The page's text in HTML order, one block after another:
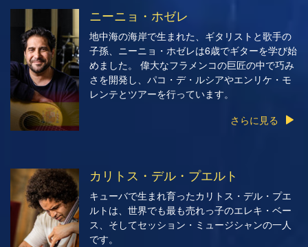
ニーニョ・ホゼレ
地中海の海岸で生まれた、ギタリストと歌手の
子孫、ニーニョ・ホゼレは6歳でギターを学び始
めました。 偉大なフラメンコの巨匠の中で巧み
さを開発し、パコ・デ・ルシアやエンリケ・モ
レンテとツアーを行っています。
さらに見る
カリトス・デル・プエルト
キューバで生まれ育ったカリトス・デル・プエ
ルトは、世界でも最も売れっ子のエレキ・ベー
ス、そしてセッション・ミュージシャンの一人
です。